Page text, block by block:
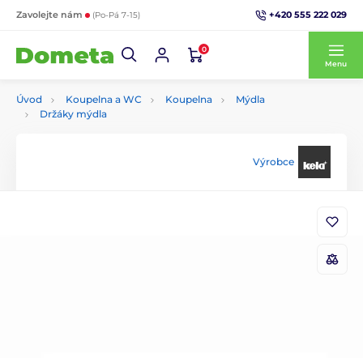
Zavolejte nám (Po-Pá 7-15) +420 555 222 029
0
Menu
Úvod Koupelna a WC Koupelna
Mýdla
Držáky mýdla
Výrobce